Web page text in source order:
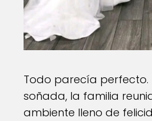
Todo parecía perfecto.
soñada, la familia
ambiente lleno de